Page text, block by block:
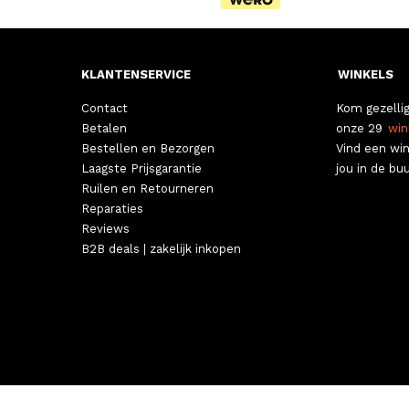
Paraplu's(79)
Pasjeshouders
Paspoorthoesjes
Portefeuilles (5)
Regenhoezen(4)
Reisaccessoires
Reistassen met wielen
KLANTENSERVICE
Contact
Betalen
Bestellen en Bezorgen
Laagste Prijsgarantie
Ruilen en Retourneren
Reparaties
Reviews
B2B deals | zakelijk inkopen
WINKELS
Kom
onze 29
Vind een
jou in de